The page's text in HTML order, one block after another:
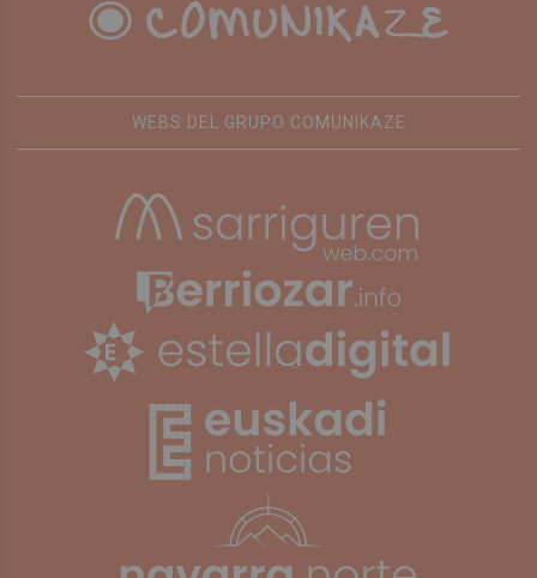
WEBS DEL GRUPO COMUNIKAZE